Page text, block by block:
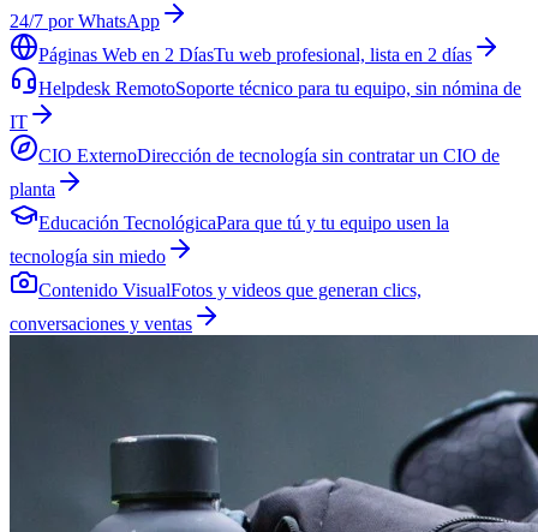
24/7 por WhatsApp
Páginas Web en 2 DíasTu web profesional, lista en 2 días
Helpdesk RemotoSoporte técnico para tu equipo, sin nómina de
IT
CIO ExternoDirección de tecnología sin contratar un CIO de
planta
Educación TecnológicaPara que tú y tu equipo usen la
tecnología sin miedo
Contenido VisualFotos y videos que generan clics,
conversaciones y ventas